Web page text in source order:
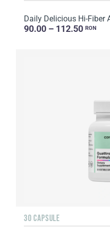
Daily Delicious Hi-Fiber
90.00 – 112.50 RON
30 CAPSULE